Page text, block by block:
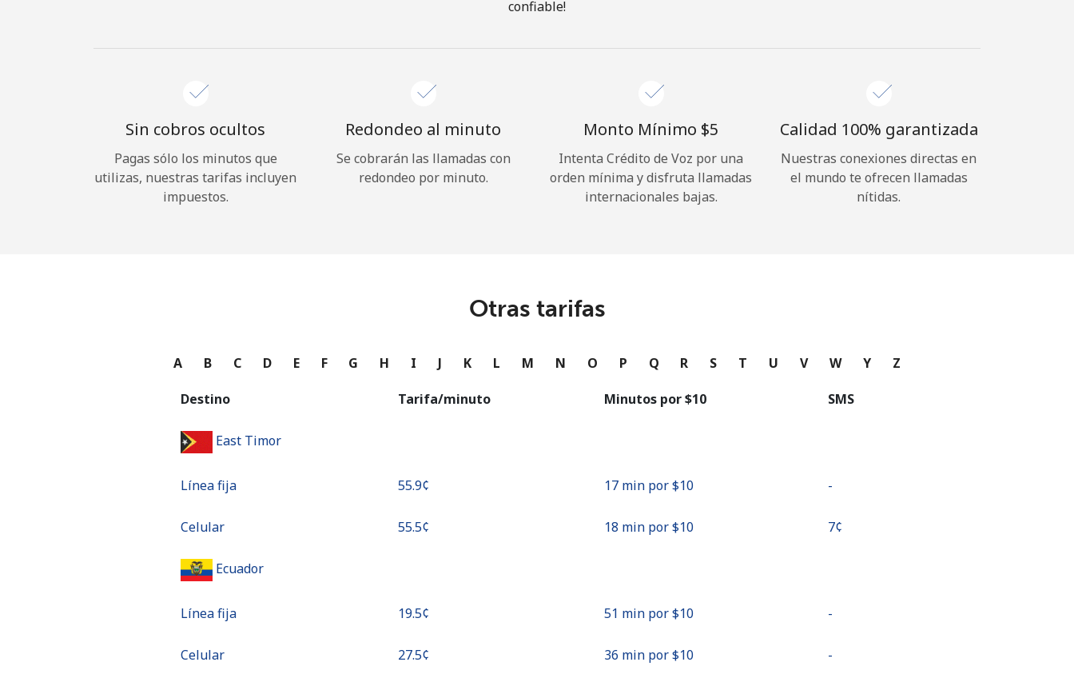
¡Hola!
Iniciar Sesión
confiable!
Sin cobros ocultos
Pagas sólo los minutos que
utilizas, nuestras tarifas incluyen
impuestos.
Redondeo al minuto
Se cobrarán las llamadas con
redondeo por minuto.
Monto Mínimo ⁦$5⁩
Intenta Crédito de Voz por una
orden mínima y disfruta llamadas
internacionales bajas.
Calidad 100% garantizada
Nuestras conexiones directas en
el mundo te ofrecen llamadas
nítidas.
Otras tarifas
A B C D E F G H I J K L M N O P Q R S T U V W Y Z
Destino Tarifa/minuto Minutos por ⁦$10⁩ SMS
East Timor
Línea fija ⁦55.9¢⁩ 17 min por ⁦$10⁩ -
Celular ⁦55.5¢⁩ 18 min por ⁦$10⁩ ⁦7¢⁩
Ecuador
Línea fija ⁦19.5¢⁩ 51 min por ⁦$10⁩ -
Celular ⁦27.5¢⁩ 36 min por ⁦$10⁩ -